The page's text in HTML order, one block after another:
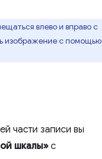
влево и вправо с
изображение с помощью
части записи вы
шкалы» с